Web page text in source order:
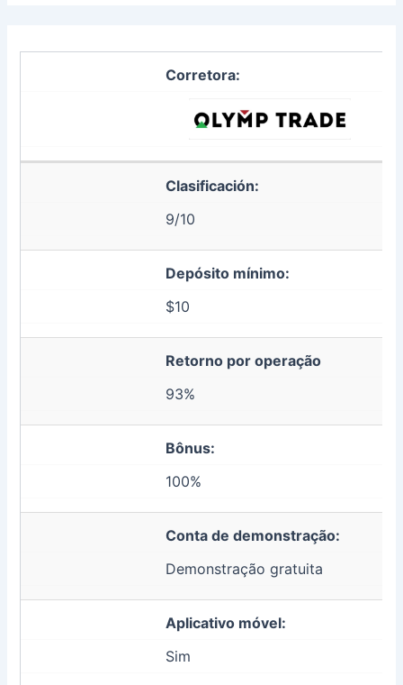
Corretora:
Clasificación:
9/10
Depósito mínimo:
$10
Retorno por operação
93%
Bônus:
100%
Conta de demonstração:
Demonstração gratuita
Aplicativo móvel:
Sim